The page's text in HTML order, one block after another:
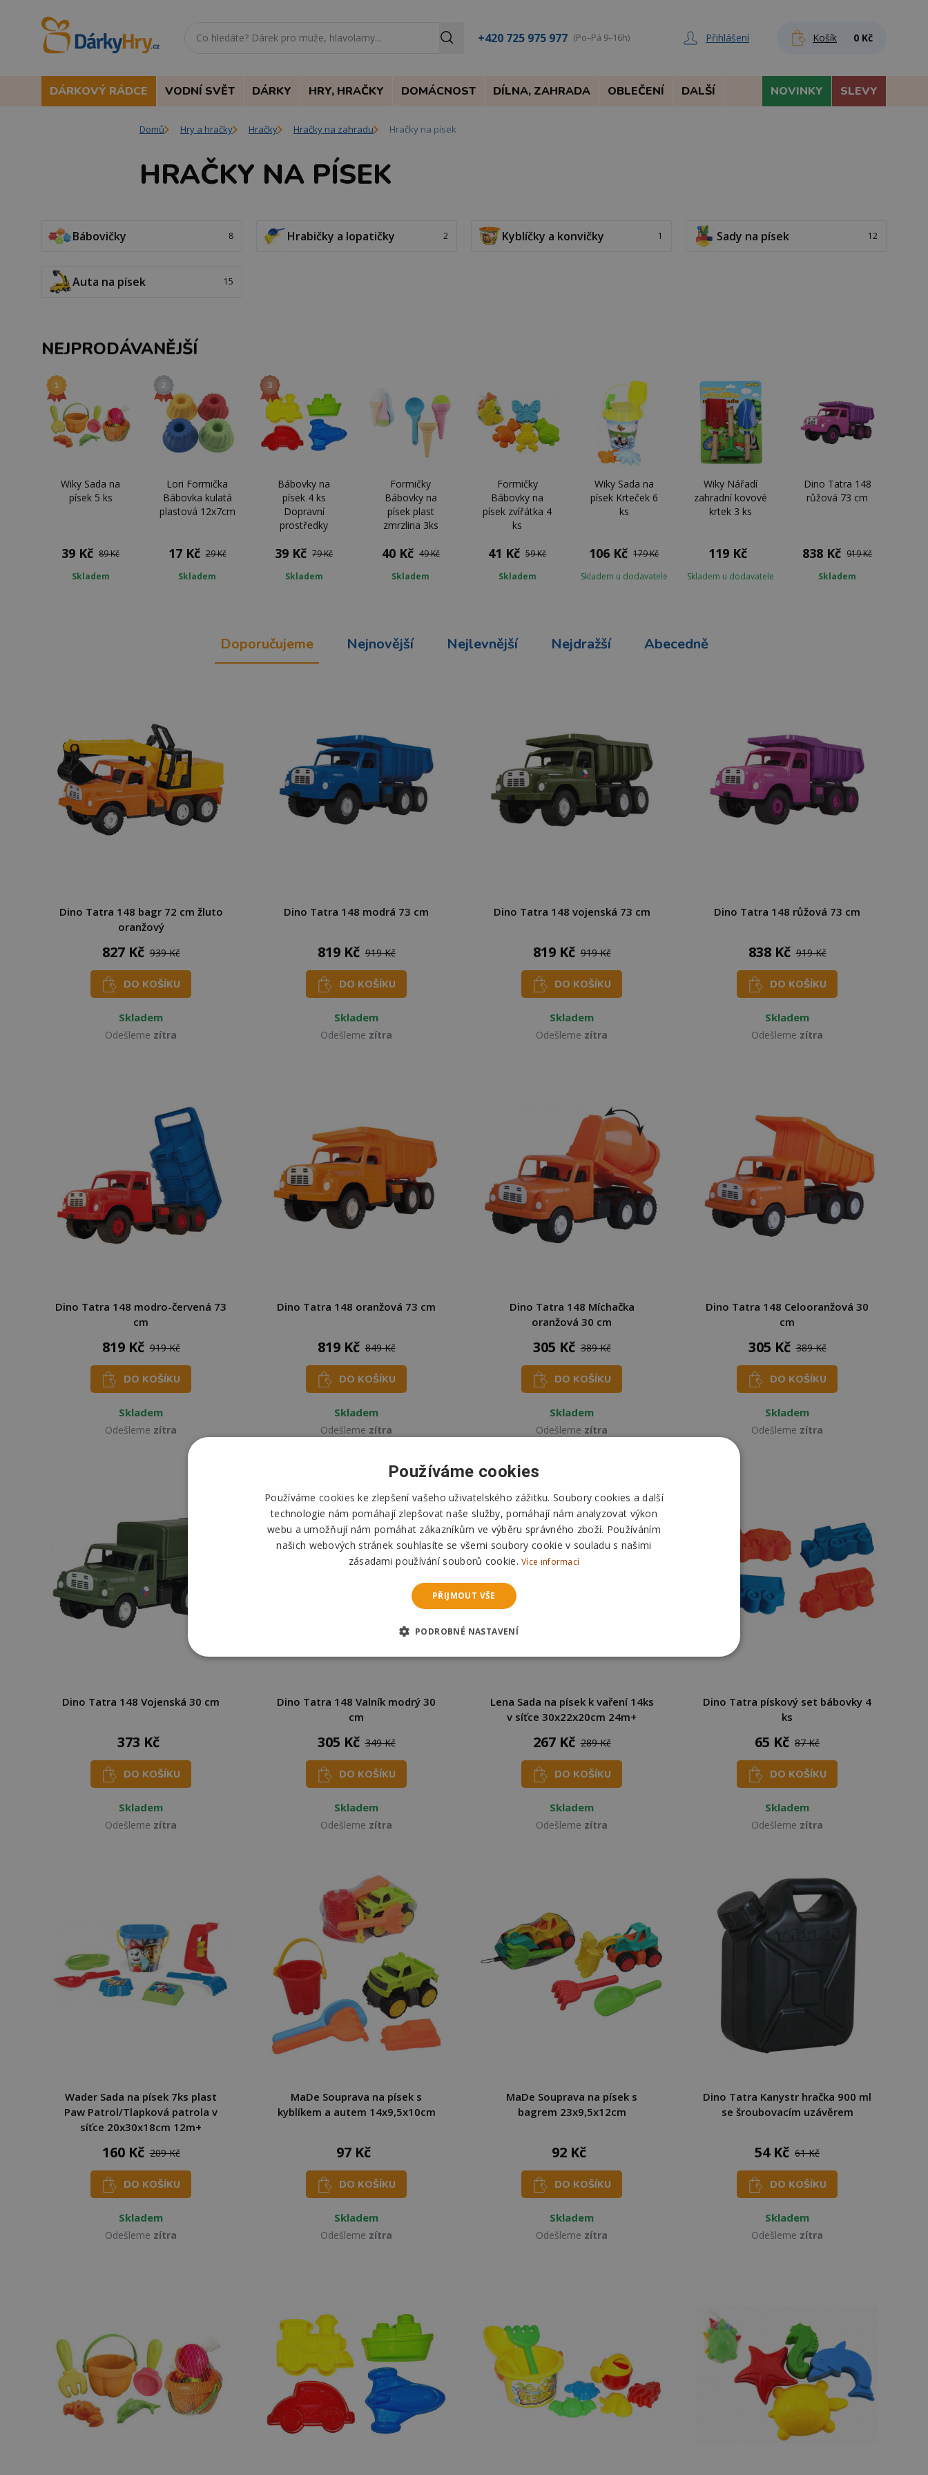
+420 725 975 977 (Po–Pá 9–16h) Přihlášení Košík 0 Kč
DÁRKOVÝ RÁDCE VODNÍ SVĚT DÁRKY HRY, HRAČKY DOMÁCNOST DÍLNA, ZAHRADA OBLEČENÍ DALŠÍ NOVINKY SLEVY
Domů Hry a hračky Hračky Hračky na zahradu Hračky na písek
HRAČKY NA PÍSEK
Bábovičky 8 Hrabičky a lopatičky 2 Kyblíčky a konvičky 1 Sady na písek 12
Auta na písek 15
NEJPRODÁVANĚJŠÍ
Wiky Sada na
písek 5 ks
39 Kč 89 Kč
Skladem
Lori Formička
Bábovka kulatá
plastová 12x7cm
17 Kč 29 Kč
Skladem
Bábovky na
písek 4 ks
Dopravní
prostředky
39 Kč 79 Kč
Skladem
Formičky
Bábovky na
písek plast
zmrzlina 3ks
40 Kč 49 Kč
Skladem
Formičky
Bábovky na
písek zvířátka 4
ks
41 Kč 59 Kč
Skladem
Wiky Sada na
písek Krteček 6
ks
106 Kč 179 Kč
Skladem u dodavatele
Wiky Nářadí
zahradní kovové
krtek 3 ks
119 Kč
Skladem u dodavatele
Dino Tatra 148
růžová 73 cm
838 Kč 919 Kč
Skladem
Doporučujeme Nejnovější Nejlevnější Nejdražší Abecedně
Dino Tatra 148 bagr 72 cm žluto
oranžový
827 Kč 939 Kč
DO KOŠÍKU
Skladem
Odešleme zítra
Dino Tatra 148 modrá 73 cm
819 Kč 919 Kč
DO KOŠÍKU
Skladem
Odešleme zítra
Dino Tatra 148 vojenská 73 cm
819 Kč 919 Kč
DO KOŠÍKU
Skladem
Odešleme zítra
Dino Tatra 148 růžová 73 cm
838 Kč 919 Kč
DO KOŠÍKU
Skladem
Odešleme zítra
Dino Tatra 148 modro-červená 73
cm
819 Kč 919 Kč
DO KOŠÍKU
Skladem
Odešleme zítra
Dino Tatra 148 oranžová 73 cm
819 Kč 849 Kč
DO KOŠÍKU
Skladem
Odešleme zítra
Dino Tatra 148 Míchačka
oranžová 30 cm
305 Kč 389 Kč
DO KOŠÍKU
Skladem
Odešleme zítra
Dino Tatra 148 Celooranžová 30
cm
305 Kč 389 Kč
DO KOŠÍKU
Skladem
Odešleme zítra
Dino Tatra 148 Vojenská 30 cm
373 Kč
DO KOŠÍKU
Skladem
Odešleme zítra
Dino Tatra 148 Valník modrý 30
cm
305 Kč 349 Kč
DO KOŠÍKU
Skladem
Odešleme zítra
Lena Sada na písek k vaření 14ks
v síťce 30x22x20cm 24m+
267 Kč 289 Kč
DO KOŠÍKU
Skladem
Odešleme zítra
Dino Tatra pískový set bábovky 4
ks
65 Kč 87 Kč
DO KOŠÍKU
Skladem
Odešleme zítra
Wader Sada na písek 7ks plast
Paw Patrol/Tlapková patrola v
síťce 20x30x18cm 12m+
160 Kč 209 Kč
DO KOŠÍKU
Skladem
Odešleme zítra
MaDe Souprava na písek s
kyblíkem a autem 14x9,5x10cm
97 Kč
DO KOŠÍKU
Skladem
Odešleme zítra
MaDe Souprava na písek s
bagrem 23x9,5x12cm
92 Kč
DO KOŠÍKU
Skladem
Odešleme zítra
Dino Tatra Kanystr hračka 900 ml
se šroubovacím uzávěrem
54 Kč 61 Kč
DO KOŠÍKU
Skladem
Odešleme zítra
Používáme cookies
Používáme cookies ke zlepšení vašeho uživatelského zážitku. Soubory cookies a další
technologie nám pomáhají zlepšovat naše služby, pomáhají nám analyzovat výkon
webu a umožňují nám pomáhat zákazníkům ve výběru správného zboží. Používáním
našich webových stránek souhlasíte se všemi soubory cookie v souladu s našimi
zásadami používání souborů cookie.Více informací
PŘIJMOUT VŠE
PODROBNÉ NASTAVENÍ